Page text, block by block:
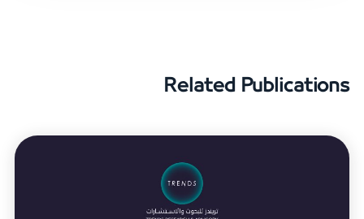
Related Publications